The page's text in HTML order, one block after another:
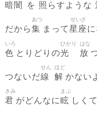
暗闇 を 照 らすような
だから集
あつ
まって星座
せいざ
色
いろ
とりどりの光
ひかり
放
はな
つないだ線
せん
解
ほど
かない
君
きみ
がどんなに眩
まぶ
しく